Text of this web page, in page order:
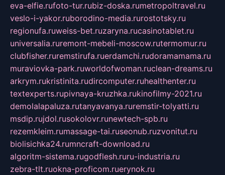
eva-elfie.rufoto-tur.rubiz-doska.rumetropoltravel.ru
veslo-i-yakor.ruborodino-media.rurostotsky.ru
regionufa.ruweiss-bet.ruzaryna.rucasinotablet.ru
universalia.ruremont-mebeli-moscow.rutermomur.ru
clubfisher.ruremstirufa.ruerdamchi.rudoramamama.ru
muraviovka-park.ruworldofwoman.ruclean-dreams.ru
arkrym.rukristinita.rudircomputer.ruhealthenter.ru
textexperts.rupivnaya-kruzhka.rukinofilmy-2021.ru
demolalapaluza.rutanyavanya.ruremstir-tolyatti.ru
msdip.rujdol.rusokolovr.runewtech-spb.ru
rezemkleim.rumassage-tai.ruseonub.ruzvonitut.ru
biolisichka24.rumncraft-download.ru
algoritm-sistema.rugodflesh.ruru-industria.ru
zebra-tlt.ruokna-proficom.ruerynok.ru